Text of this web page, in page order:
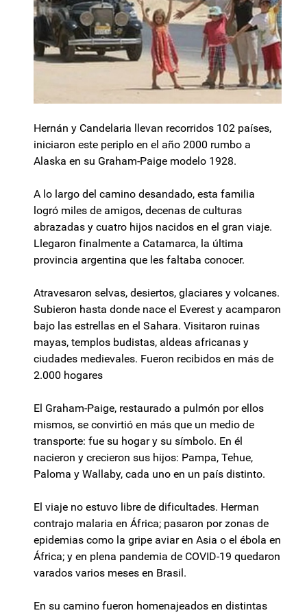
Hernán y Candelaria llevan recorridos 102 países,
iniciaron este periplo en el año 2000 rumbo a
Alaska en su Graham-Paige modelo 1928.
A lo largo del camino desandado, esta familia
logró miles de amigos, decenas de culturas
abrazadas y cuatro hijos nacidos en el gran viaje.
Llegaron finalmente a Catamarca, la última
provincia argentina que les faltaba conocer.
Atravesaron selvas, desiertos, glaciares y volcanes.
Subieron hasta donde nace el Everest y acamparon
bajo las estrellas en el Sahara. Visitaron ruinas
mayas, templos budistas, aldeas africanas y
ciudades medievales. Fueron recibidos en más de
2.000 hogares
El Graham-Paige, restaurado a pulmón por ellos
mismos, se convirtió en más que un medio de
transporte: fue su hogar y su símbolo. En él
nacieron y crecieron sus hijos: Pampa, Tehue,
Paloma y Wallaby, cada uno en un país distinto.
El viaje no estuvo libre de dificultades. Herman
contrajo malaria en África; pasaron por zonas de
epidemias como la gripe aviar en Asia o el ébola en
África; y en plena pandemia de COVID-19 quedaron
varados varios meses en Brasil.
En su camino fueron homenajeados en distintas